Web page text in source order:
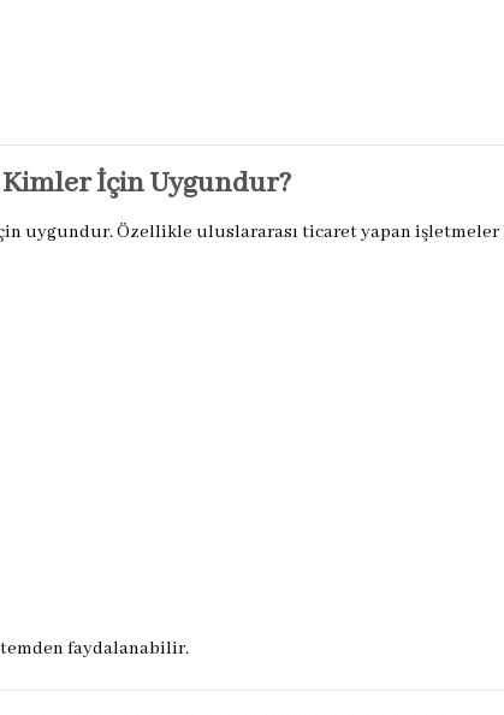
Kimler İçin Uygundur?
uygundur. Özellikle uluslararası ticaret yapan
faydalanabilir.